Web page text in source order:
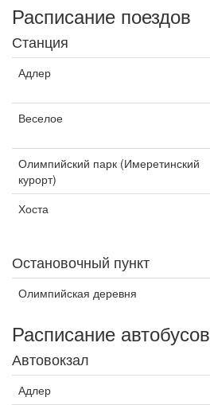
Расписание поездов
Станция
Адлер
Веселое
Олимпийский парк (Имеретинский
курорт)
Хоста
Остановочный пункт
Олимпийская деревня
Расписание автобусов
Автовокзал
Адлер